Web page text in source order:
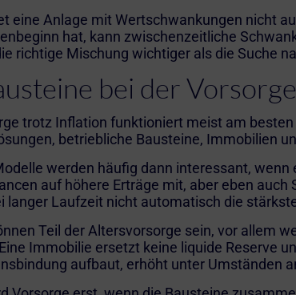
eine Anlage mit Wertschwankungen nicht
hat, kann zwischenzeitliche
richtige Mischung wichtiger als die Suche
bei der
trotz Inflation funktioniert meist am
betriebliche Bausteine, Immobilien
werden häufig dann interessant,
auf höhere Erträge mit, aber eben
langer Laufzeit nicht automatisch die
Teil der Altersvorsorge sein, vor allem
Immobilie ersetzt keine liquide Reserve
aufbaut, erhöht unter Umständen